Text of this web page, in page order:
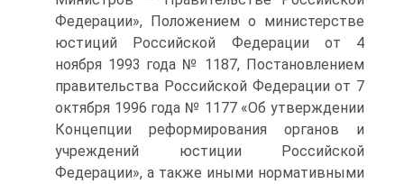
Федерации», Положением о министерстве
юстиций Российской Федерации от 4
ноября 1993 года № 1187, Постановлением
правительства Российской Федерации от 7
октября 1996 года № 1177 «Об утверждении
Концепции реформирования органов и
учреждений юстиции Российской
Федерации», а также иными нормативными